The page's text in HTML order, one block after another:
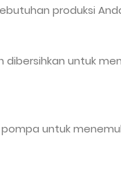
produksi
untuk
untuk